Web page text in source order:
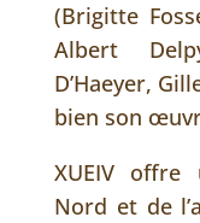
(Brigitte
Albert
D’Haeyer,
bien son
XUEIV offre
Nord et de